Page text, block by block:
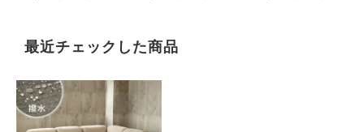
最近チェックした商品